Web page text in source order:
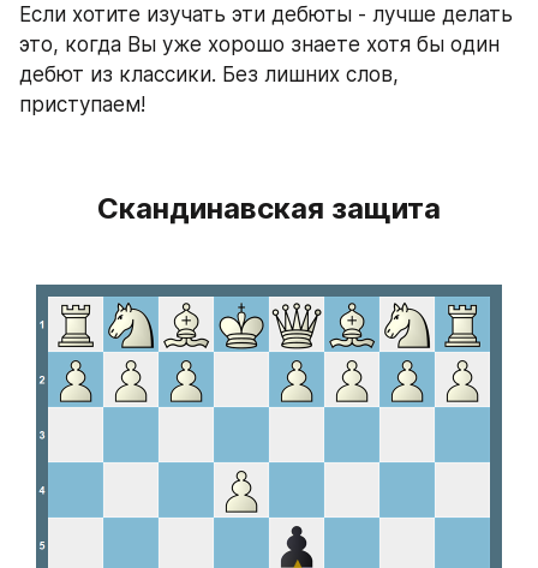
Если хотите изучать эти дебюты - лучше делать
это, когда Вы уже хорошо знаете хотя бы один
дебют из классики. Без лишних слов,
приступаем!
Скандинавская защита